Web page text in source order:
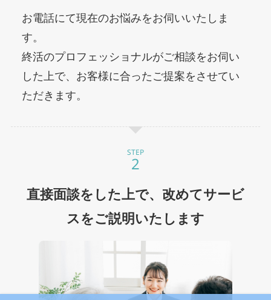
お電話にて現在のお悩みをお伺いいたしま
す。
終活のプロフェッショナルがご相談をお伺い
した上で、お客様に合ったご提案をさせてい
ただきます。
STEP
直接面談をした上で、改めてサービ
スをご説明いたします